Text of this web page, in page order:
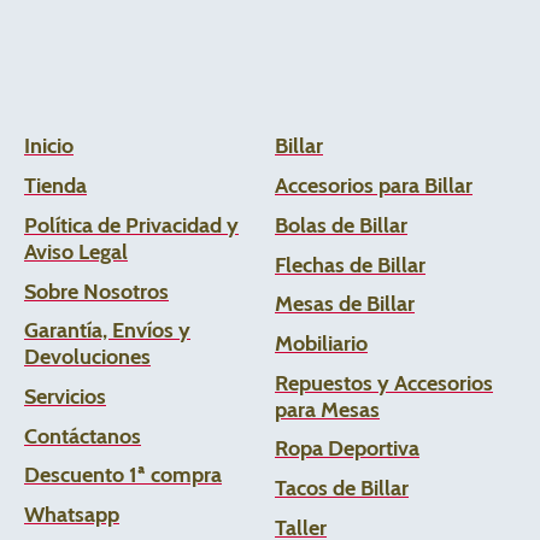
Inicio
Tienda
Política de Privacidad y
Aviso Legal
Sobre Nosotros
Garantía, Envíos y
Devoluciones
Servicios
Contáctanos
Descuento 1ª compra
Whatsapp
Billar
Accesorios para Billar
Bolas de Billar
Flechas de Billar
Mesas de Billar
Mobiliario
Repuestos y Accesorios
para Mesas
Ropa Deportiva
Tacos de Billar
Taller